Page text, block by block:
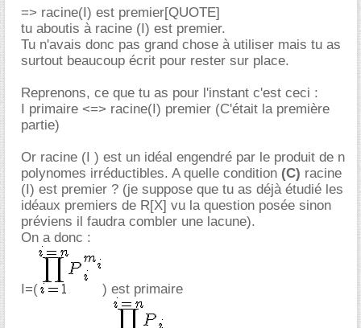
=> racine(I) est premier[QUOTE]
tu aboutis à racine (I) est premier.
Tu n'avais donc pas grand chose à utiliser mais tu as
surtout beaucoup écrit pour rester sur place.
Reprenons, ce que tu as pour l'instant c'est ceci :
I primaire <=> racine(I) premier (C'était la première
partie)
Or racine (I ) est un idéal engendré par le produit de n
polynomes irréductibles. A quelle condition (C) racine
(I) est premier ? (je suppose que tu as déjà étudié les
idéaux premiers de R[X] vu la question posée sinon
préviens il faudra combler une lacune).
On a donc :
I=( ) est primaire